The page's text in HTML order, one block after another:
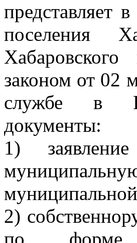
представляет
поселения
законом от 02
службе в
документы:
1)
2)